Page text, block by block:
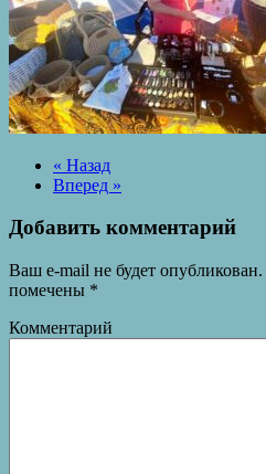
« Назад
Вперед »
Добавить комментарий
Ваш e-mail не будет опубликован.
помечены *
Комментарий